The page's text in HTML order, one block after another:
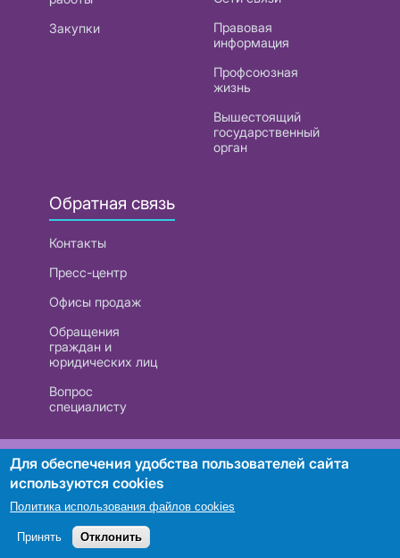
Закупки
Правовая
информация
Профсоюзная
жизнь
Вышестоящий
государственный
орган
Обратная связь
Контакты
Пресс-центр
Офисы продаж
Обращения
граждан и
юридических лиц
Вопрос
специалисту
РУП «Белтелеком». УНП 101007741
Поиск
Для обеспечения удобства пользователей сайта
используются cookies
Политика использования файлов cookies
Принять Отклонить